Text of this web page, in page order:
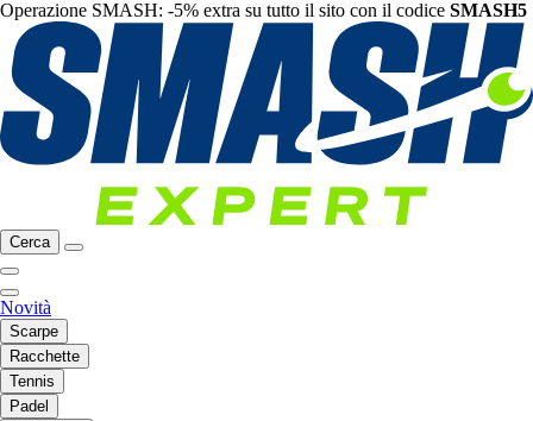
Operazione SMASH: -5% extra su tutto il sito con il codice SMASH5
Cerca
Novità
Scarpe
Racchette
Tennis
Padel